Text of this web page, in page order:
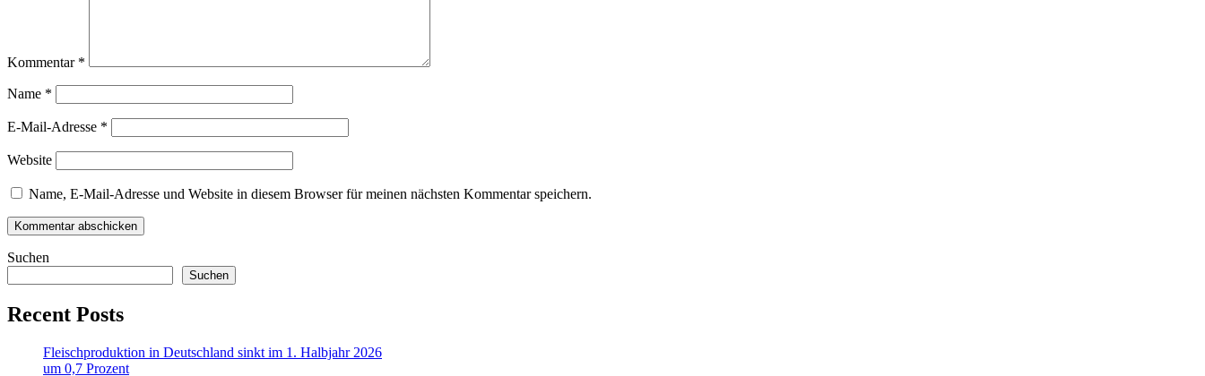
Kommentar *
Name *
E-Mail-Adresse *
Website
Name, E-Mail-Adresse und Website in diesem Browser für meinen nächsten Kommentar speichern.
Suchen
Suchen
Recent Posts
Fleischproduktion in Deutschland sinkt im 1. Halbjahr 2026
um 0,7 Prozent